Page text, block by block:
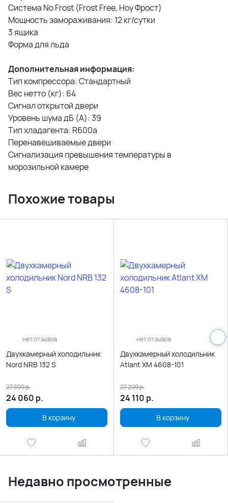
Система No Frost (Frost Free, Ноу Фрост)
Мощность замораживания: 12 кг/сутки
3 ящика
Форма для льда
Дополнительная информация:
Тип компрессора: Стандартный
Вес нетто (кг): 64
Сигнал открытой двери
Уровень шума дБ (А): 39
Тип хладагента: R600a
Перенавешиваемые двери
Сигнализация превышения температуры в
морозильной камере
Похожие товары
нет отзывов
Двухкамерный холодильник
Nord NRB 132 S
24 060 р.
27 599р.
В корзину
нет отзывов
Двухкамерный холодильник
Atlant ХМ 4608-101
24 110 р.
27 299р.
В корзину
Недавно просмотренные